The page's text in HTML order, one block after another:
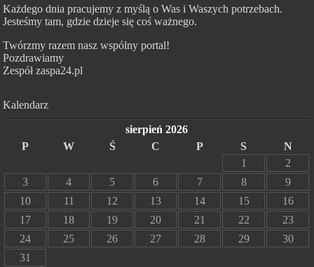
Każdego dnia pracujemy z myślą o Was i Waszych potrzebach.
Jesteśmy tam, gdzie dzieje się coś ważnego.
Twórzmy razem nasz wspólny portal!
Pozdrawiamy
Zespół zaspa24.pl
Kalendarz
sierpień 2026
P
W Ś C P S
N
1
2
3
4 5 6 7 8
9
10
11 12 13 14 15
16
17
18 19 20 21 22
23
24
25 26 27 28 29
30
31